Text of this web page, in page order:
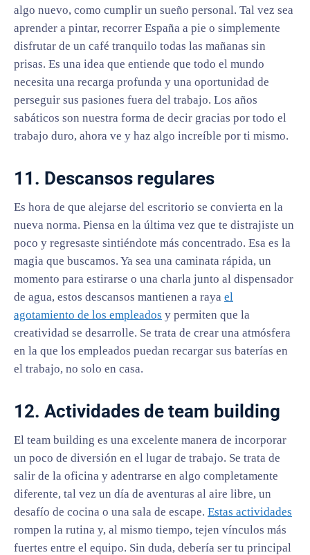
algo nuevo, como cumplir un sueño personal. Tal vez sea
aprender a pintar, recorrer España a pie o simplemente
disfrutar de un café tranquilo todas las mañanas sin
prisas. Es una idea que entiende que todo el mundo
necesita una recarga profunda y una oportunidad de
perseguir sus pasiones fuera del trabajo. Los años
sabáticos son nuestra forma de decir gracias por todo el
trabajo duro, ahora ve y haz algo increíble por ti mismo.
11. Descansos regulares
Es hora de que alejarse del escritorio se convierta en la
nueva norma. Piensa en la última vez que te distrajiste un
poco y regresaste sintiéndote más concentrado. Esa es la
magia que buscamos. Ya sea una caminata rápida, un
momento para estirarse o una charla junto al dispensador
de agua, estos descansos mantienen a raya el
agotamiento de los empleados y permiten que la
creatividad se desarrolle. Se trata de crear una atmósfera
en la que los empleados puedan recargar sus baterías en
el trabajo, no solo en casa.
12. Actividades de team building
El team building es una excelente manera de incorporar
un poco de diversión en el lugar de trabajo. Se trata de
salir de la oficina y adentrarse en algo completamente
diferente, tal vez un día de aventuras al aire libre, un
desafío de cocina o una sala de escape. Estas actividades
rompen la rutina y, al mismo tiempo, tejen vínculos más
fuertes entre el equipo. Sin duda, debería ser tu principal